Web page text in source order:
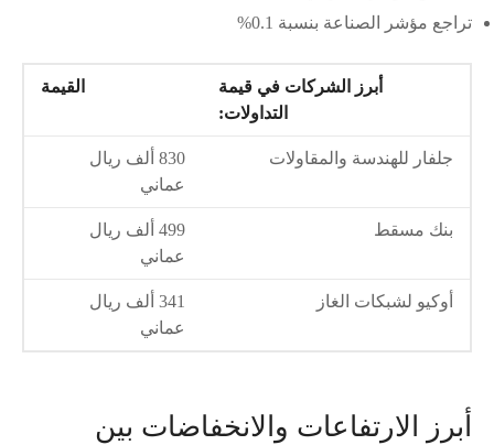
تراجع مؤشر الصناعة بنسبة 0.1%
أبرز الشركات في قيمة
التداولات:
القيمة
جلفار للهندسة والمقاولات
830 ألف ريال
عماني
بنك مسقط
499 ألف ريال
عماني
أوكيو لشبكات الغاز
341 ألف ريال
عماني
أبرز الارتفاعات والانخفاضات بين